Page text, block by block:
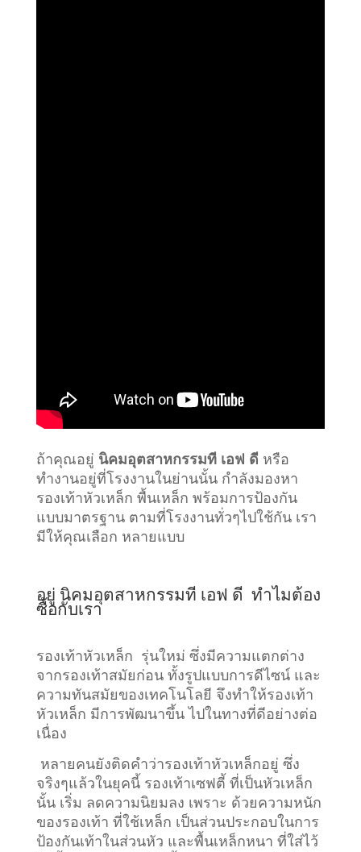
ถ้าคุณอยู่ นิคมอุตสาหกรรมที เอฟ ดี หรือ
ทำงานอยู่ที่โรงงานในย่านนั้น กำลังมองหา
รองเท้าหัวเหล็ก พื้นเหล็ก พร้อมการป้องกัน
แบบมาตรฐาน ตามที่โรงงานทั่วๆไปใช้กัน เรา
มีให้คุณเลือก หลายแบบ
อยู่ นิคมอุตสาหกรรมที เอฟ ดี ทำไมต้อง
ซื้อกับเรา
รองเท้าหัวเหล็ก รุ่นใหม่ ซึ่งมีความแตกต่าง
จากรองเท้าสมัยก่อน ทั้งรูปแบบการดีไซน์ และ
ความทันสมัยของเทคโนโลยี จึงทำให้รองเท้า
หัวเหล็ก มีการพัฒนาขึ้น ไปในทางที่ดีอย่างต่อ
เนื่อง
หลายคนยังติดคำว่ารองเท้าหัวเหล็กอยู่ ซึ่ง
จริงๆแล้วในยุคนี้ รองเท้าเซฟตี้ ที่เป็นหัวเหล็ก
นั้น เริ่ม ลดความนิยมลง เพราะ ด้วยความหนัก
ของรองเท้า ที่ใช้เหล็ก เป็นส่วนประกอบในการ
ป้องกันเท้าในส่วนหัว และพื้นเหล็กหนา ที่ใส่ไว้